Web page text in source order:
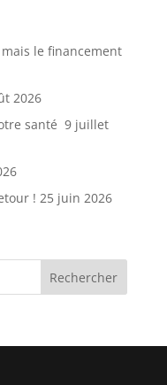
le financement
2026
santé 9 juillet
! 25 juin 2026